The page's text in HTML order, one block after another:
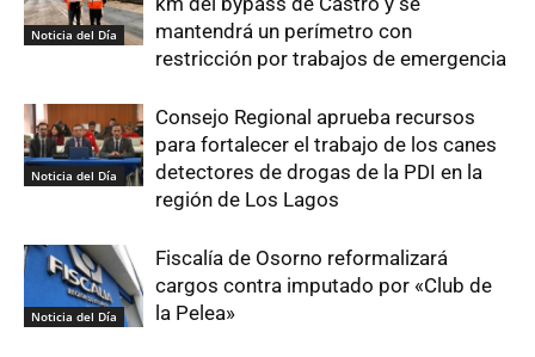
Noticia del Día
mantendrá un perímetro con
restricción por trabajos de emergencia
Noticia del Día
Consejo Regional aprueba recursos
para fortalecer el trabajo de los canes
detectores de drogas de la PDI en la
región de Los Lagos
Noticia del Día
Fiscalía de Osorno reformalizará
cargos contra imputado por «Club de
la Pelea»